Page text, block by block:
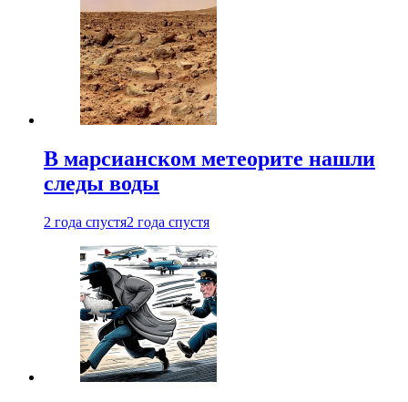
В марсианском метеорите нашли
следы воды
2 года спустя2 года спустя